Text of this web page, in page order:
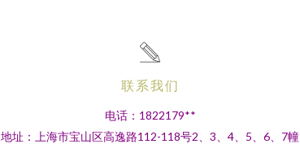
联系我们
电话：1822179**
地址：上海市宝山区高逸路112-118号2、3、4、5、6、7幢